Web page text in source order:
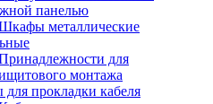
панелью
металлические
для
монтажа
прокладки кабеля